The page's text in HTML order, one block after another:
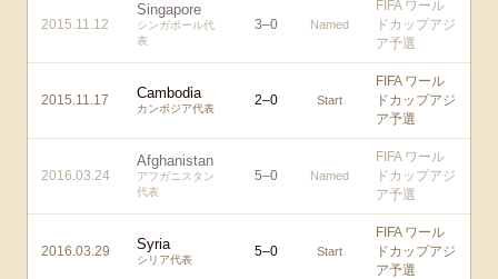
2015.11.12
Singapore
シンガポール代
表
3–0 Named
FIFA ワール
ドカップアジ
ア予選
2015.11.17 Cambodia
カンボジア代表
2–0 Start
FIFA ワール
ドカップアジ
ア予選
2016.03.24
Afghanistan
アフガニスタン
代表
5–0 Named
FIFA ワール
ドカップアジ
ア予選
2016.03.29 Syria
シリア代表
5–0 Start
FIFA ワール
ドカップアジ
ア予選